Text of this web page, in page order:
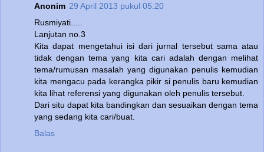
Anonim 29 April 2013 pukul 05.20
Rusmiyati.....
Lanjutan no.3
Kita dapat mengetahui isi dari jurnal tersebut sama atau
tidak dengan tema yang kita cari adalah dengan melihat
tema/rumusan masalah yang digunakan penulis kemudian
kita mengacu pada kerangka pikir si penulis baru kemudian
kita lihat referensi yang digunakan oleh penulis tersebut.
Dari situ dapat kita bandingkan dan sesuaikan dengan tema
yang sedang kita cari/buat.
Balas